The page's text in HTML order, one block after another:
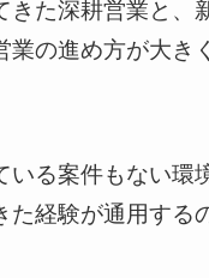
きた深耕営業と、
業の進め方が大き
いる案件もない環
た経験が通用する